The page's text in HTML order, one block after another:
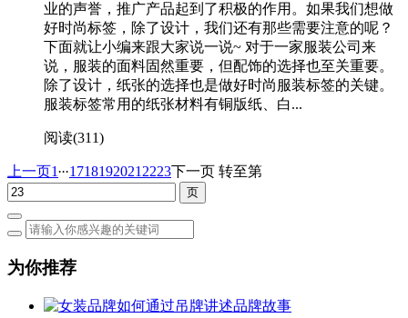
业的声誉，推广产品起到了积极的作用。如果我们想做
好时尚标签，除了设计，我们还有那些需要注意的呢？
下面就让小编来跟大家说一说~ 对于一家服装公司来
说，服装的面料固然重要，但配饰的选择也至关重要。
除了设计，纸张的选择也是做好时尚服装标签的关键。
服装标签常用的纸张材料有铜版纸、白...
阅读(311)
上一页1...1718192021 2223下一页 转至第
为你推荐